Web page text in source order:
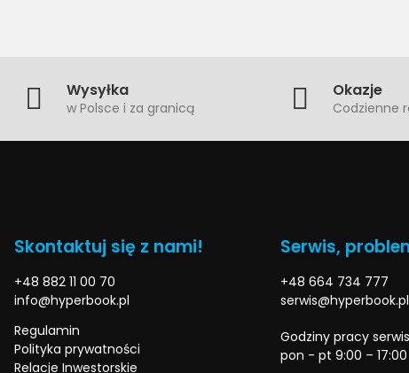
Wysyłka
w Polsce i za granicą
Okazje
Codzienne
Skontaktuj się z nami!
+48 882 11 00 70
info@hyperbook.pl
Regulamin
Polityka prywatności
Relacje Inwestorskie
Serwis,
+48 664 734 777
serwis@hyperbook.pl
Godziny pracy
pon - pt 9:00 – 17:00